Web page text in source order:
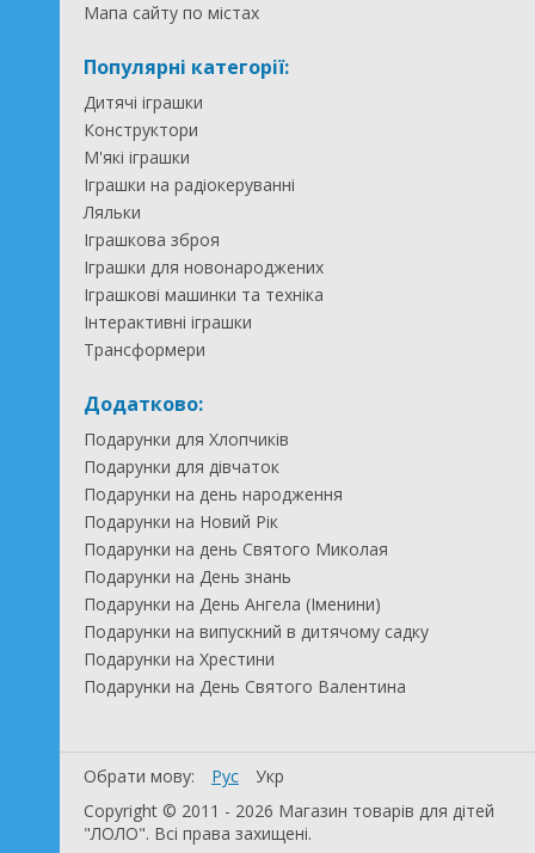
Мапа сайту по містах
Популярні категорії:
Дитячі іграшки
Конструктори
М'які іграшки
Іграшки на радіокеруванні
Ляльки
Іграшкова зброя
Іграшки для новонароджених
Іграшкові машинки та техніка
Інтерактивні іграшки
Трансформери
Додатково:
Подарунки для Хлопчиків
Подарунки для дівчаток
Подарунки на день народження
Подарунки на Новий Рік
Подарунки на день Святого Миколая
Подарунки на День знань
Подарунки на День Ангела (Іменини)
Подарунки на випускний в дитячому садку
Подарунки на Хрестини
Подарунки на День Святого Валентина
Обрати мову: Рус
Укр
Copyright © 2011 - 2026 Магазин товарів для дітей
"ЛОЛО". Всі права захищені.